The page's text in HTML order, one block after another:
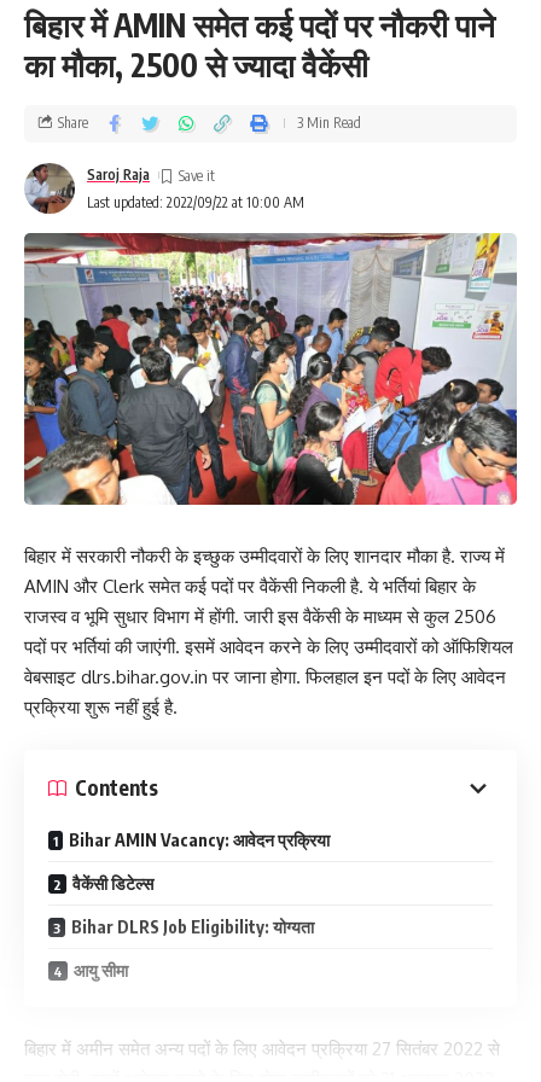
बिहार में AMIN समेत कई पदों पर नौकरी पाने
का मौका, 2500 से ज्यादा वैकेंसी
Last updated: 2022/09/22 at 10:00 AM
Saroj Raja
Share 3 Min Read
बिहार में सरकारी नौकरी के इच्छुक उम्मीदवारों के लिए शानदार मौका है. राज्य में
AMIN और Clerk समेत कई पदों पर वैकेंसी निकली है. ये भर्तियां बिहार के
राजस्व व भूमि सुधार विभाग में होंगी. जारी इस वैकेंसी के माध्यम से कुल 2506
पदों पर भर्तियां की जाएंगी. इसमें आवेदन करने के लिए उम्मीदवारों को ऑफिशियल
वेबसाइट dlrs.bihar.gov.in पर जाना होगा. फिलहाल इन पदों के लिए आवेदन
प्रक्रिया शुरू नहीं हुई है.
Contents
Bihar AMIN Vacancy: आवेदन प्रक्रिया
वैकेंसी डिटेल्स
Bihar DLRS Job Eligibility: योग्यता
आयु सीमा
बिहार में अमीन समेत अन्य पदों के लिए आवेदन प्रक्रिया 27 सितंबर 2022 से